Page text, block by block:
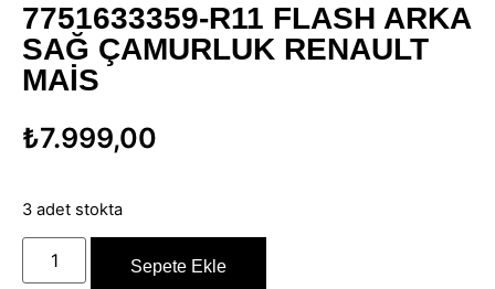
7751633359-R11 FLASH ARKA
SAĞ ÇAMURLUK RENAULT
MAİS
₺7.999,00
3 adet stokta
Sepete Ekle